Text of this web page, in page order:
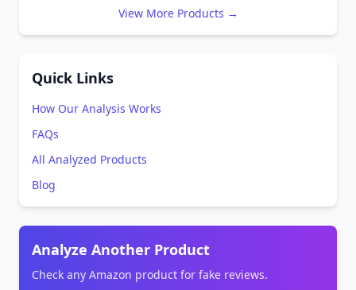
View More Products →
Quick Links
How Our Analysis Works
FAQs
All Analyzed Products
Blog
Analyze Another Product
Check any Amazon product for fake reviews.